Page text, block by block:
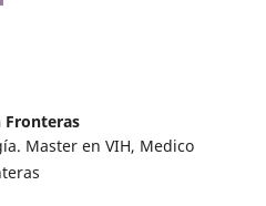
Fronteras
Master en VIH, Medico